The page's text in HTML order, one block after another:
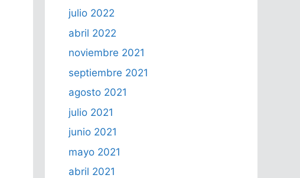
julio 2022
abril 2022
noviembre 2021
septiembre 2021
agosto 2021
julio 2021
junio 2021
mayo 2021
abril 2021